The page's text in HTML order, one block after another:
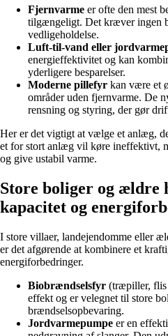
Fjernvarme er ofte den mest
tilgængeligt. Det kræver ingen
vedligeholdelse.
Luft-til-vand eller
energieffektivitet og kan
yderligere besparelser.
Moderne pillefyr kan være et
områder uden fjernvarme. De
rensning og styring, der gør
Her er det vigtigt at vælge et anlæg,
et for stort anlæg vil køre ineffektivt,
og give ustabil varme.
Store boliger og ældre
kapacitet og
I store villaer, landejendomme eller
er det afgørende at kombinere et
energiforbedringer.
Biobrændselsfyr (træpiller, flis
effekt og er velegnet til store
brændselsopbevaring.
Jordvarmepumpe er en